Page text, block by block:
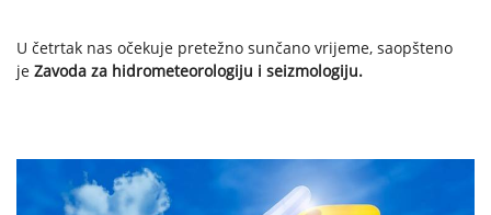
U četrtak nas očekuje pretežno sunčano vrijeme, saopšteno
je Zavoda za hidrometeorologiju i seizmologiju.